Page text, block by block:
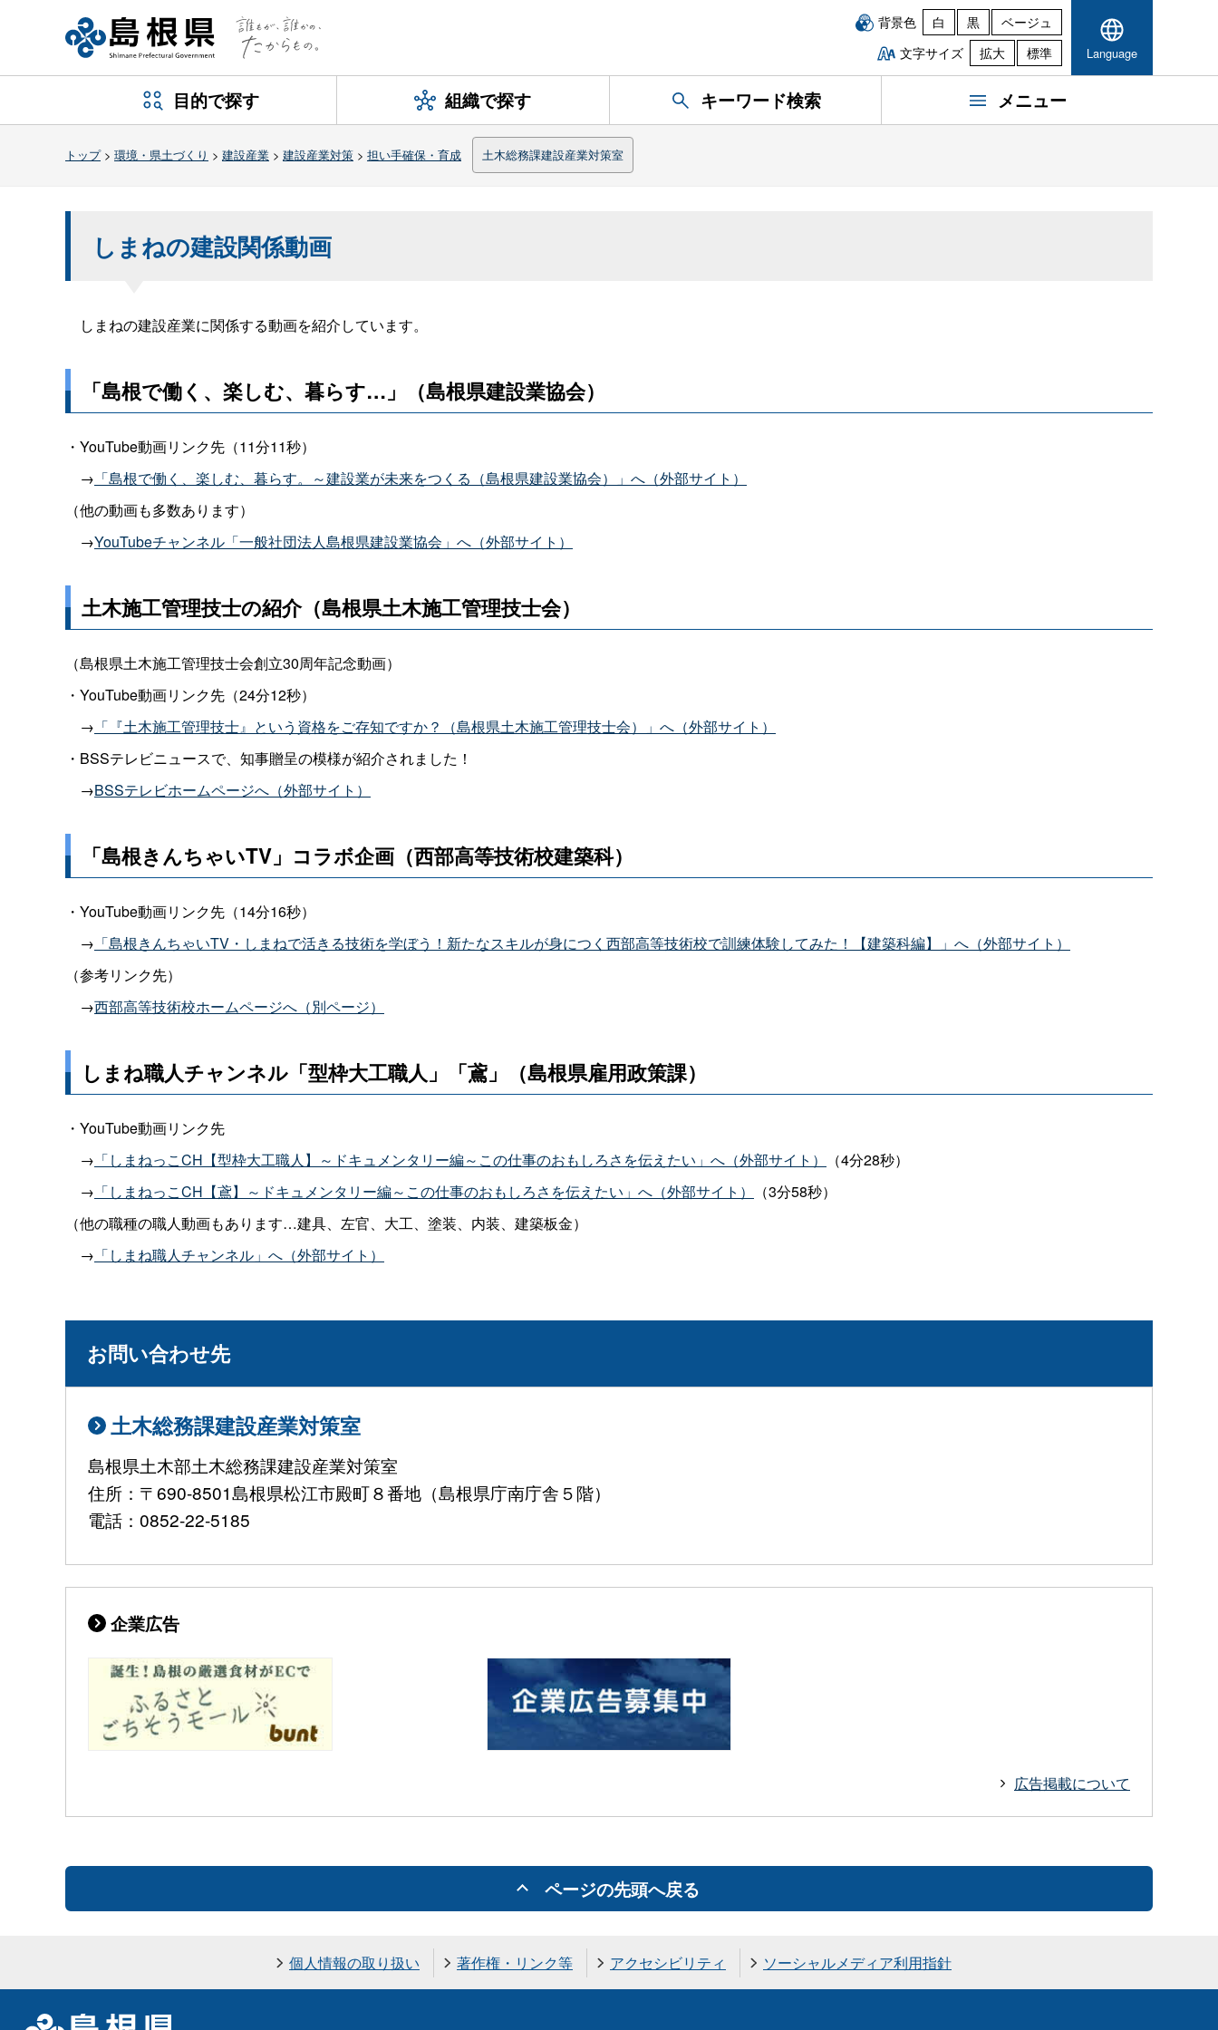
背景色 白 黒
ベージュ
文字サイズ
拡大 標準 Language
目的で探す 組織で探す キーワード検索 メニュー
トップ> 環境・県土づくり > 建設産業 > 建設産業対策 > 担い手確保・育成 土木総務課建設産業対策室
しまねの建設関係動画
しまねの建設産業に関係する動画を紹介しています。
「島根で働く、楽しむ、暮らす…」（島根県建設業協会）
・YouTube動画リンク先（11分11秒）
→ 「島根で働く、楽しむ、暮らす。～建設業が未来をつくる（島根県建設業協会）」へ（外部サイト）
（他の動画も多数あります）
→YouTubeチャンネル「一般社団法人島根県建設業協会」へ（外部サイト）
土木施工管理技士の紹介（島根県土木施工管理技士会）
（島根県土木施工管理技士会創立30周年記念動画）
・YouTube動画リンク先（24分12秒）
→ 「『土木施工管理技士』という資格をご存知ですか？（島根県土木施工管理技士会）」へ（外部サイト）
・BSSテレビニュースで、知事贈呈の模様が紹介されました！
→BSSテレビホームページへ（外部サイト）
「島根きんちゃいTV」コラボ企画（西部高等技術校建築科）
・YouTube動画リンク先（14分16秒）
→ 「島根きんちゃいTV・しまねで活きる技術を学ぼう！新たなスキルが身につく西部高等技術校で訓練体験してみた！【建築科編】」へ（外部サイト）
（参考リンク先）
→西部高等技術校ホームページへ（別ページ）
しまね職人チャンネル「型枠大工職人」「鳶」（島根県雇用政策課）
・YouTube動画リンク先
→ 「しまねっこCH【型枠大工職人】～ドキュメンタリー編～この仕事のおもしろさを伝えたい」へ（外部サイト）
（4分28秒）
→ 「しまねっこCH【鳶】～ドキュメンタリー編～この仕事のおもしろさを伝えたい」へ（外部サイト）
（3分58秒）
（他の職種の職人動画もあります…建具、左官、大工、塗装、内装、建築板金）
→ 「しまね職人チャンネル」へ（外部サイト）
お問い合わせ先
土木総務課建設産業対策室
島根県土木部土木総務課建設産業対策室
住所：〒690-8501島根県松江市殿町８番地（島根県庁南庁舎５階）
電話：0852-22-5185
企業広告
広告掲載について
ページの先頭へ戻る
個人情報の取り扱い 著作権・リンク等 アクセシビリティ ソーシャルメディア利用指針